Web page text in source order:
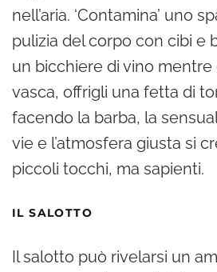
nell’aria. ‘Contamina’ uno
pulizia del corpo con cibi e
un bicchiere di vino
vasca, offrigli una fetta di
facendo la barba, la
vie e l’atmosfera giusta si
piccoli tocchi, ma sapienti.
IL SALOTTO
Il salotto può rivelarsi un